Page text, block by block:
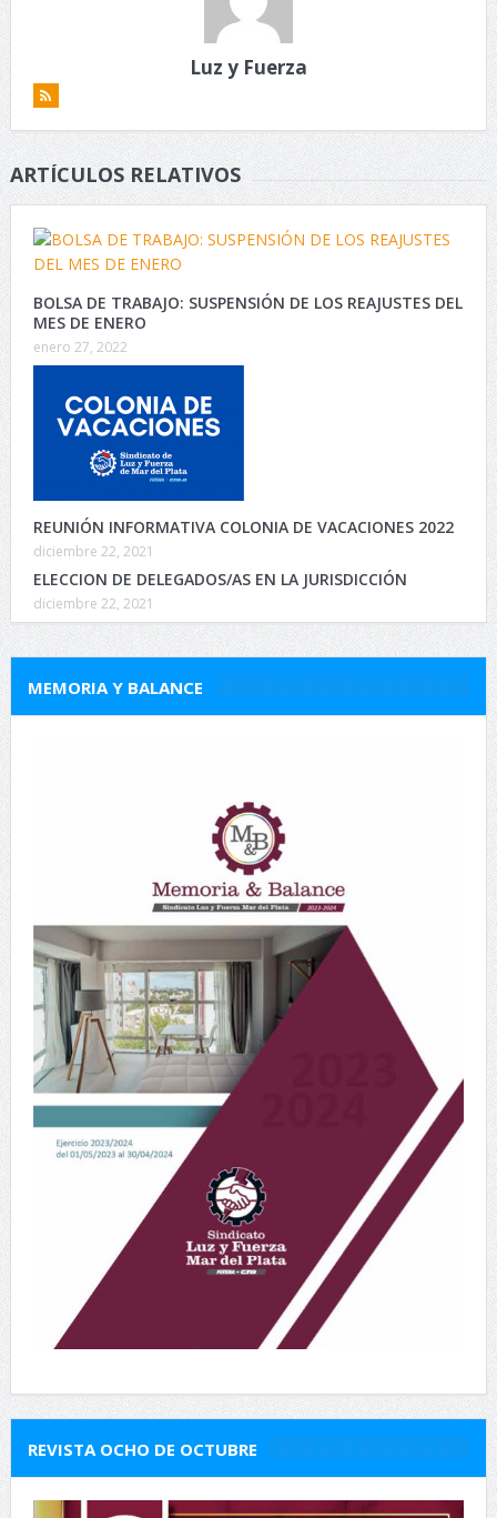
Luz y Fuerza
ARTÍCULOS RELATIVOS
BOLSA DE TRABAJO: SUSPENSIÓN DE LOS REAJUSTES DEL
MES DE ENERO
enero 27, 2022
REUNIÓN INFORMATIVA COLONIA DE VACACIONES 2022
diciembre 22, 2021
ELECCION DE DELEGADOS/AS EN LA JURISDICCIÓN
diciembre 22, 2021
MEMORIA Y BALANCE
REVISTA OCHO DE OCTUBRE